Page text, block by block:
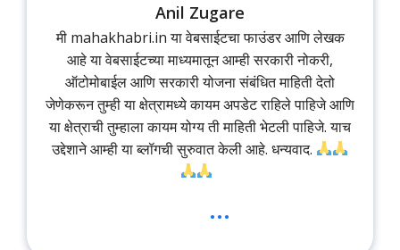
Anil Zugare
मी mahakhabri.in या वेबसाईटचा फाउंडर आणि लेखक
आहे या वेबसाईटच्या माध्यमातून आम्ही सरकारी नोकरी,
ऑटोमोबाईल आणि सरकारी योजना संबंधित माहिती देतो
जेणेकरून तुम्ही या क्षेत्रामध्ये कायम अपडेट राहिले पाहिजे आणि
या क्षेत्राची तुम्हाला कायम योग्य ती माहिती भेटली पाहिजे. याच
उद्देशाने आम्ही या ब्लॉगची सुरुवात केली आहे. धन्यवाद.
...